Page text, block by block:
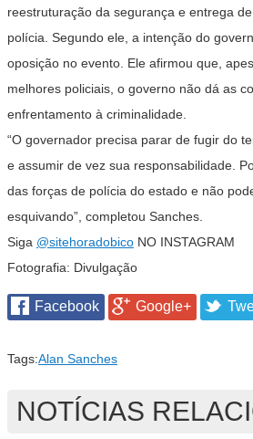
reestruturação da segurança e entrega
polícia. Segundo ele, a intenção do
oposição no evento. Ele afirmou que,
melhores policiais, o governo não dá as
enfrentamento à criminalidade.
“O governador precisa parar de fugir do
e assumir de vez sua responsabilidade.
das forças de polícia do estado e não
esquivando”, completou Sanches.
Siga @sitehoradobico NO INSTAGRAM
Fotografia: Divulgação
Facebook Google+
Tags:Alan Sanches
NOTÍCIAS